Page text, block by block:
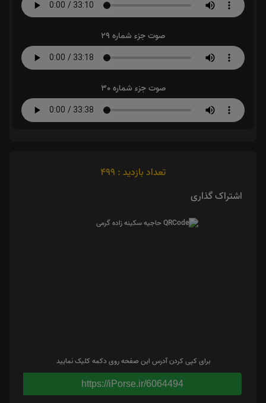
صوت جزء شماره 29
صوت جزء شماره 30
تعداد بازدید : 499
اشتراک گذاری
برای کپی کردن آدرس این صفحه روی دکمه کلیک نمایید
https://iPorse.ir/6064494